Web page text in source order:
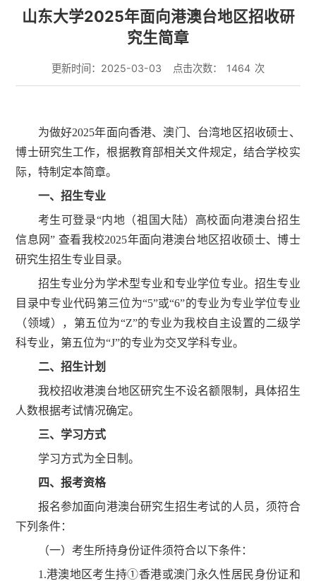
山东大学2025年面向港澳台地区招收研
究生简章
更新时间：2025-03-03 点击次数： 1464 次
为做好2025年面向香港、澳门、台湾地区招收硕士、
博士研究生工作，根据教育部相关文件规定，结合学校实
际，特制定本简章。
一、招生专业
考生可登录“内地（祖国大陆）高校面向港澳台招生
信息网” 查看我校2025年面向港澳台地区招收硕士、博士
研究生招生专业目录。
招生专业分为学术型专业和专业学位专业。招生专业
目录中专业代码第三位为“5”或“6”的专业为专业学位专业
（领域），第五位为“Z”的专业为我校自主设置的二级学
科专业，第五位为“J”的专业为交叉学科专业。
二、招生计划
我校招收港澳台地区研究生不设名额限制，具体招生
人数根据考试情况确定。
三、学习方式
学习方式为全日制。
四、报考资格
报名参加面向港澳台研究生招生考试的人员，须符合
下列条件：
（一）考生所持身份证件须符合以下条件：
1.港澳地区考生持①香港或澳门永久性居民身份证和